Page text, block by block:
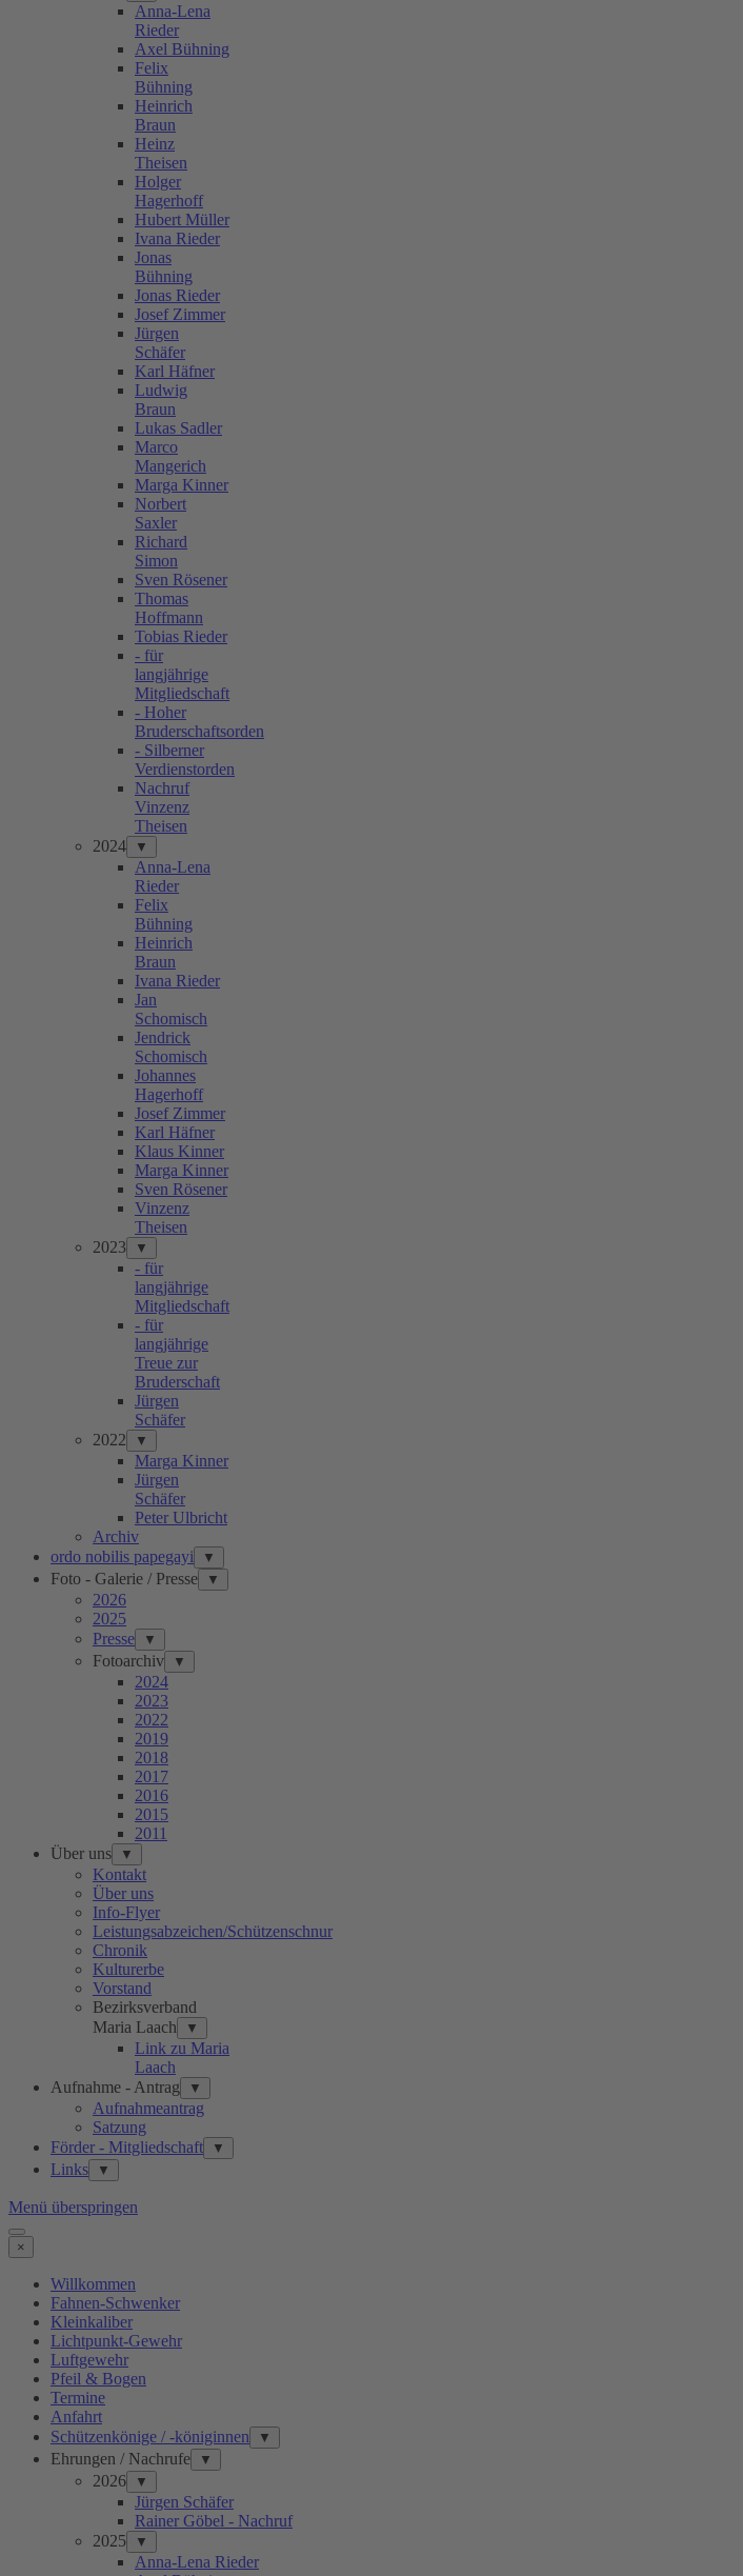
Anna-Lena
Rieder
Axel Bühning
Felix
Bühning
Heinrich
Braun
Heinz
Theisen
Holger
Hagerhoff
Hubert Müller
Ivana Rieder
Jonas
Bühning
Jonas Rieder
Josef Zimmer
Jürgen
Schäfer
Karl Häfner
Ludwig
Braun
Lukas Sadler
Marco
Mangerich
Marga Kinner
Norbert
Saxler
Richard
Simon
Sven Rösener
Thomas
Hoffmann
Tobias Rieder
- für
langjährige
Mitgliedschaft
- Hoher
Bruderschaftsorden
- Silberner
Verdienstorden
Nachruf
Vinzenz
Theisen
2024
▼
Anna-Lena
Rieder
Felix
Bühning
Heinrich
Braun
Ivana Rieder
Jan
Schomisch
Jendrick
Schomisch
Johannes
Hagerhoff
Josef Zimmer
Karl Häfner
Klaus Kinner
Marga Kinner
Sven Rösener
Vinzenz
Theisen
2023
▼
- für
langjährige
Mitgliedschaft
- für
langjährige
Treue zur
Bruderschaft
Jürgen
Schäfer
2022
▼
Marga Kinner
Jürgen
Schäfer
Peter Ulbricht
Archiv
ordo nobilis papegayi
▼
Foto - Galerie / Presse ▼
2026
2025
Presse
▼
Fotoarchiv ▼
2024
2023
2022
2019
2018
2017
2016
2015
2011
Über uns
▼
Kontakt
Über uns
Info-Flyer
Leistungsabzeichen/Schützenschnur
Chronik
Kulturerbe
Vorstand
Bezirksverband
Maria Laach
▼
Link zu Maria
Laach
Aufnahme - Antrag
▼
Aufnahmeantrag
Satzung
Förder - Mitgliedschaft
▼
Links ▼
Menü überspringen
×
Willkommen
Fahnen-Schwenker
Kleinkaliber
Lichtpunkt-Gewehr
Luftgewehr
Pfeil & Bogen
Termine
Anfahrt
Schützenkönige / -königinnen
▼
Ehrungen / Nachrufe ▼
2026 ▼
Jürgen Schäfer
Rainer Göbel - Nachruf
2025
▼
Anna-Lena Rieder